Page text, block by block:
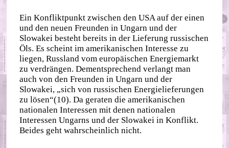
Ein Konfliktpunkt zwischen den USA auf der einen
und den neuen Freunden in Ungarn und der
Slowakei besteht bereits in der Lieferung russischen
Öls. Es scheint im amerikanischen Interesse zu
liegen, Russland vom europäischen Energiemarkt
zu verdrängen. Dementsprechend verlangt man
auch von den Freunden in Ungarn und der
Slowakei, „sich von russischen Energielieferungen
zu lösen“(10). Da geraten die amerikanischen
nationalen Interessen mit denen nationalen
Interessen Ungarns und der Slowakei in Konflikt.
Beides geht wahrscheinlich nicht.